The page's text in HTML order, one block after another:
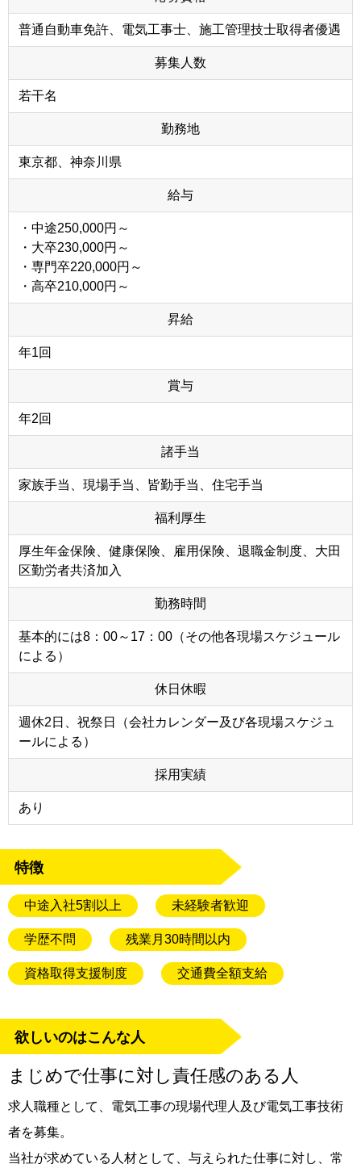
普通自動車免許、電気工事士、施工管理技士取得者優遇
募集人数
若干名
勤務地
東京都、神奈川県
給与
・中途250,000円～
・大卒230,000円～
・専門卒220,000円～
・高卒210,000円～
昇給
年1回
賞与
年2回
諸手当
家族手当、現場手当、皆勤手当、住宅手当
福利厚生
厚生年金保険、健康保険、雇用保険、退職金制度、大田
区勤労者共済加入
勤務時間
基本的には8：00～17：00（その他各現場スケジュール
による）
休日休暇
週休2日、祝祭日（会社カレンダー及び各現場スケジュ
ールによる）
採用実績
あり
特徴
中途入社5割以上 未経験者歓迎
学歴不問 残業月30時間以内
資格取得支援制度 交通費全額支給
欲しいのはこんな人
まじめで仕事に対し責任感のある人
求人職種として、電気工事の現場代理人及び電気工事技術
者を募集。
当社が求めている人材として、与えられた仕事に対し、常